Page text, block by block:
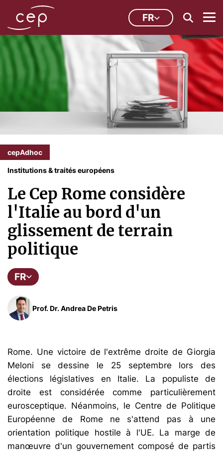
FR
cepAdhoc
Institutions & traités européens
Le Cep Rome considère
l'Italie au bord d'un
glissement de terrain
politique
FR
Prof. Dr. Andrea De Petris
Rome. Une victoire de l'extrême droite de Giorgia
Meloni se dessine le 25 septembre lors des
élections législatives en Italie. La populiste de
droite est considérée comme particulièrement
eurosceptique. Néanmoins, le Centre de Politique
Européenne de Rome ne s'attend pas à une
orientation politique hostile à l'UE. La marge de
manœuvre d'un gouvernement composé de partis